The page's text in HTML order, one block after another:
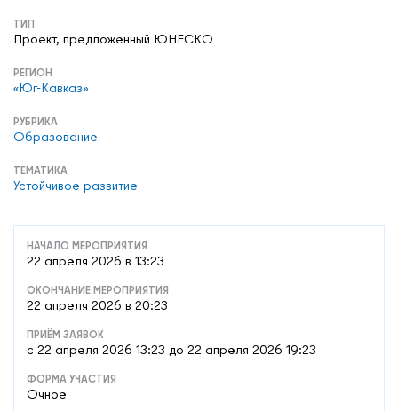
ТИП
Проект, предложенный ЮНЕСКО
РЕГИОН
«Юг-Кавказ»
РУБРИКА
Образование
ТЕМАТИКА
Устойчивое развитие
НАЧАЛО МЕРОПРИЯТИЯ
22 апреля 2026 в 13:23
ОКОНЧАНИЕ МЕРОПРИЯТИЯ
22 апреля 2026 в 20:23
ПРИЁМ ЗАЯВОК
c 22 апреля 2026 13:23 до 22 апреля 2026 19:23
ФОРМА УЧАСТИЯ
Очное